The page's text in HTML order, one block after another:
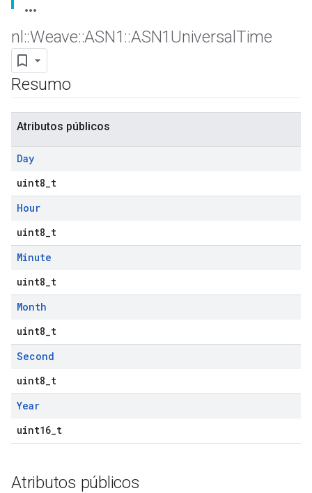
nl ::Weave::ASN1::ASN1Universal Time
Resumo
Atributos públicos
Day
uint8_t
Hour
uint8_t
Minute
uint8_t
Month
uint8_t
Second
uint8_t
Year
uint16_t
Atributos públicos